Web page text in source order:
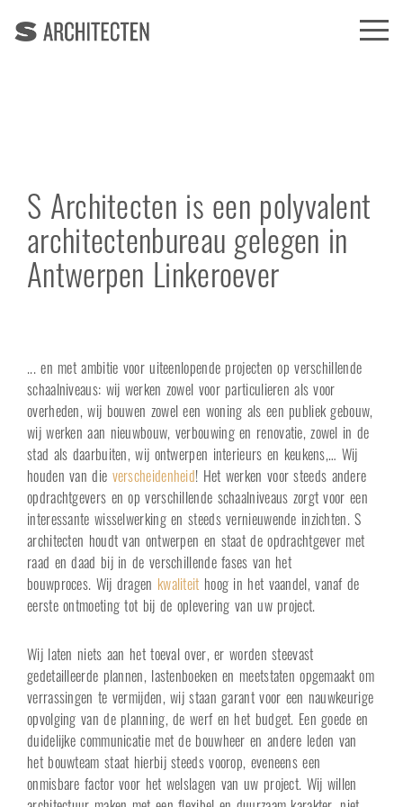
S Architecten is een polyvalent
architectenbureau gelegen in
Antwerpen Linkeroever
Wij laten niets aan het toeval over, er worden steevast
gedetailleerde plannen, lastenboeken en meetstaten opgemaakt om
verrassingen te vermijden, wij staan garant voor een nauwkeurige
opvolging van de planning, de werf en het budget. Een goede en
duidelijke communicatie met de bouwheer en andere leden van
het bouwteam staat hierbij steeds voorop, eveneens een
onmisbare factor voor het welslagen van uw project. Wij willen
... en met ambitie voor uiteenlopende projecten op verschillende
schaalniveaus: wij werken zowel voor particulieren als voor
overheden, wij bouwen zowel een woning als een publiek gebouw,
wij werken aan nieuwbouw, verbouwing en renovatie, zowel in de
stad als daarbuiten, wij ontwerpen interieurs en keukens,… Wij
houden van die verscheidenheid! Het werken voor steeds andere
opdrachtgevers en op verschillende schaalniveaus zorgt voor een
interessante wisselwerking en steeds vernieuwende inzichten. S
architecten houdt van ontwerpen en staat de opdrachtgever met
raad en daad bij in de verschillende fases van het
bouwproces. Wij dragen kwaliteit hoog in het vaandel, vanaf de
eerste ontmoeting tot bij de oplevering van uw project.